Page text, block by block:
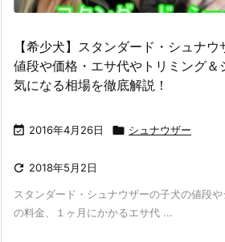
【希少犬】スタンダード・シュナ
値段や価格・エサ代やトリミング＆
気になる相場を徹底解説！
 2016年4月26日  シュナウザー
 2018年5月2日
スタンダード・シュナウザーの子犬の値段
の料金、１ヶ月にかかるエサ代 ...